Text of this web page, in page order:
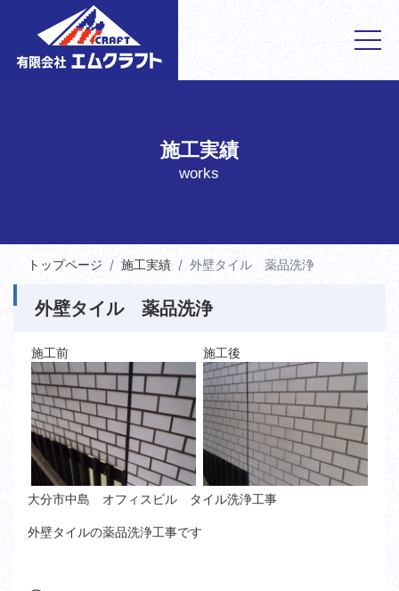
施工実績
works
トップページ 施工実績 外壁タイル 薬品洗浄
外壁タイル 薬品洗浄
施工前 施工後
大分市中島 オフィスビル タイル洗浄工事
外壁タイルの薬品洗浄工事です